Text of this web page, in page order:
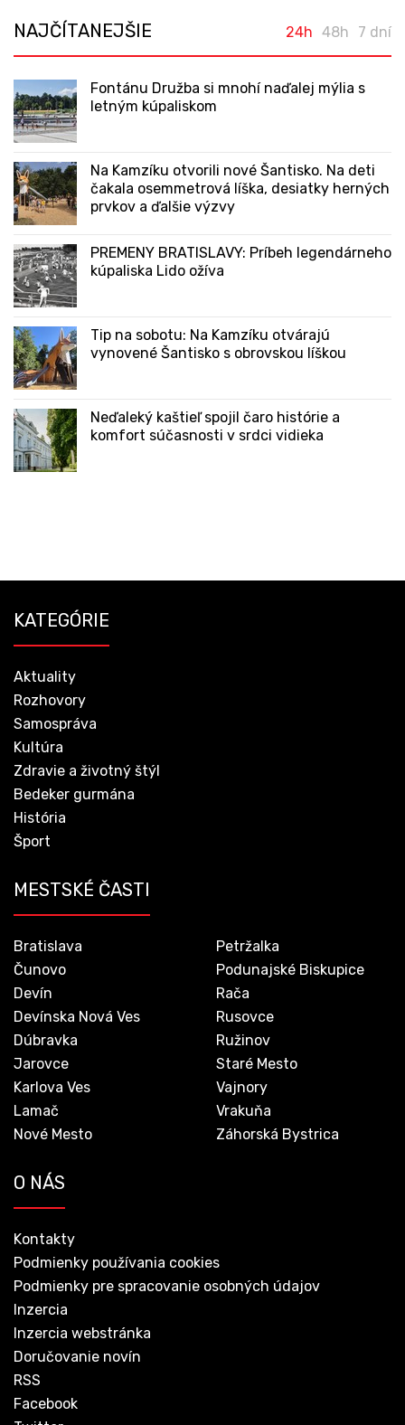
NAJČÍTANEJŠIE 24h 48h 7 dní
Fontánu Družba si mnohí naďalej mýlia s
letným kúpaliskom
Na Kamzíku otvorili nové Šantisko. Na deti
čakala osemmetrová líška, desiatky herných
prvkov a ďalšie výzvy
PREMENY BRATISLAVY: Príbeh legendárneho
kúpaliska Lido ožíva
Tip na sobotu: Na Kamzíku otvárajú
vynovené Šantisko s obrovskou líškou
Neďaleký kaštieľ spojil čaro histórie a
komfort súčasnosti v srdci vidieka
KATEGÓRIE
Aktuality
Rozhovory
Samospráva
Kultúra
Zdravie a životný štýl
Bedeker gurmána
História
Šport
MESTSKÉ ČASTI
Bratislava
Čunovo
Devín
Devínska Nová Ves
Dúbravka
Jarovce
Karlova Ves
Lamač
Nové Mesto
Petržalka
Podunajské Biskupice
Rača
Rusovce
Ružinov
Staré Mesto
Vajnory
Vrakuňa
Záhorská Bystrica
O NÁS
Kontakty
Podmienky používania cookies
Podmienky pre spracovanie osobných údajov
Inzercia
Inzercia webstránka
Doručovanie novín
RSS
Facebook